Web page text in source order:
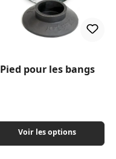
Pied pour les bangs
Voir les options